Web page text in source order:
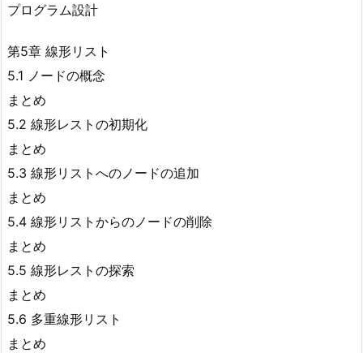
プログラム設計
第5章 線形リスト
5.1 ノードの概念
まとめ
5.2 線形レストの初期化
まとめ
5.3 線形リストへのノードの追加
まとめ
5.4 線形リストからのノードの削除
まとめ
5.5 線形レストの探索
まとめ
5.6 多重線形リスト
まとめ